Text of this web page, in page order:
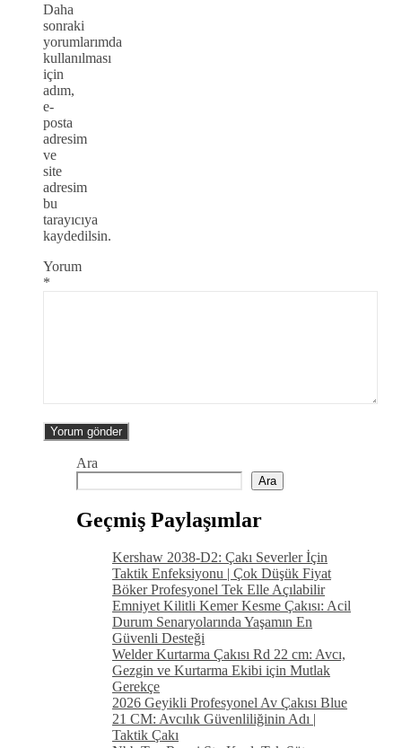
Daha
sonraki
yorumlarımda
kullanılması
için
adım,
e-
posta
adresim
ve
site
adresim
bu
tarayıcıya
kaydedilsin.
Yorum
*
Ara
Ara
Geçmiş Paylaşımlar
Kershaw 2038-D2: Çakı Severler İçin
Taktik Enfeksiyonu | Çok Düşük Fiyat
Böker Profesyonel Tek Elle Açılabilir
Emniyet Kilitli Kemer Kesme Çakısı: Acil
Durum Senaryolarında Yaşamın En
Güvenli Desteği
Welder Kurtarma Çakısı Rd 22 cm: Avcı,
Gezgin ve Kurtarma Ekibi için Mutlak
Gerekçe
2026 Geyikli Profesyonel Av Çakısı Blue
21 CM: Avcılık Güvenliliğinin Adı |
Taktik Çakı